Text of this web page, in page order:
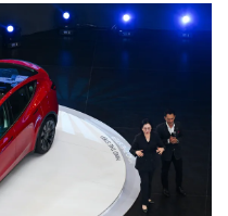
علوم وتكنولوجيا
فيديو